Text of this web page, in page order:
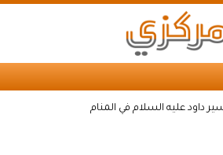
داود عليه السلام في المنام